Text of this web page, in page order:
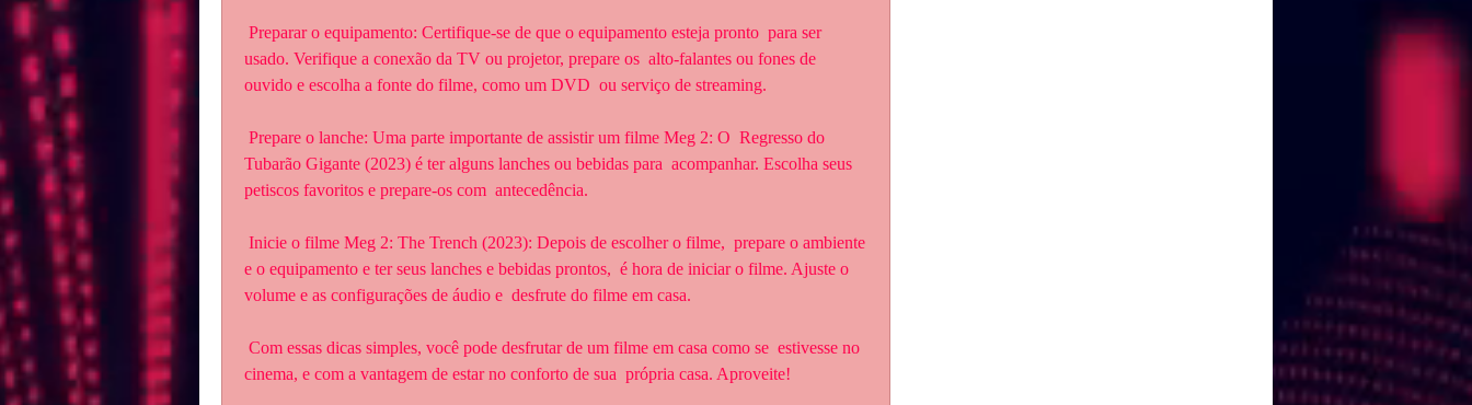
usado. Verifique a conexão da TV ou projetor, prepare os  alto-falantes ou fones de
ouvido e escolha a fonte do filme, como um DVD  ou serviço de streaming.
Tubarão Gigante (2023) é ter alguns lanches ou bebidas para  acompanhar. Escolha seus
petiscos favoritos e prepare-os com  antecedência.
e o equipamento e ter seus lanches e bebidas prontos,  é hora de iniciar o filme. Ajuste o
volume e as configurações de áudio e  desfrute do filme em casa.
cinema, e com a vantagem de estar no conforto de sua  própria casa. Aproveite!